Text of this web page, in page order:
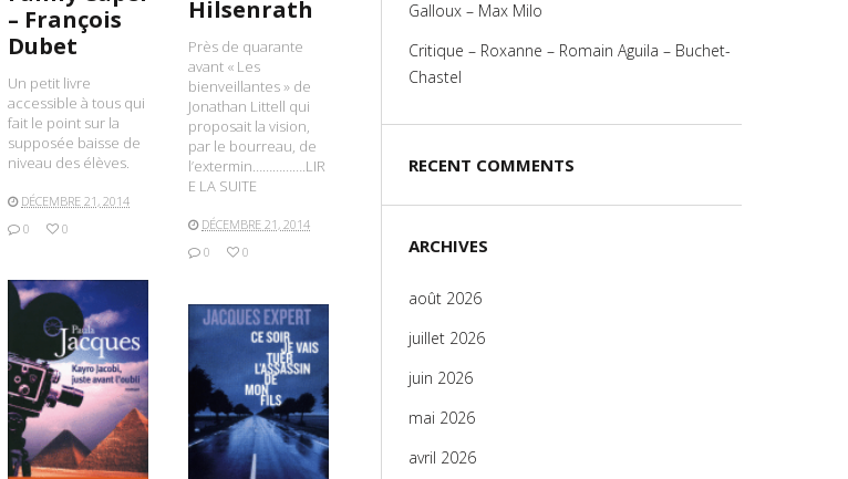
– François
Dubet
Un petit livre
accessible à tous qui
fait le point sur la
supposée baisse de
niveau des élèves.
DÉCEMBRE 21, 2014
0
0
Hilsenrath
Près de quarante
avant « Les
bienveillantes » de
Jonathan Littell qui
proposait la vision,
par le bourreau, de
l’extermin…………….LIR
E LA SUITE
DÉCEMBRE 21, 2014
0
0
LIRE LA SUITE
LIRE LA SUITE
Galloux – Max Milo
Critique – Roxanne – Romain Aguila – Buchet-
Chastel
RECENT COMMENTS
ARCHIVES
août 2026
juillet 2026
juin 2026
mai 2026
avril 2026